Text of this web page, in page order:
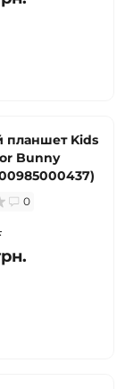
планшет Kids
Bunny
0